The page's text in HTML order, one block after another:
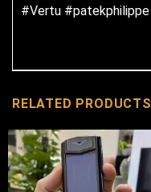
#Vertu #patekphilippe
RELATED PRODUCTS